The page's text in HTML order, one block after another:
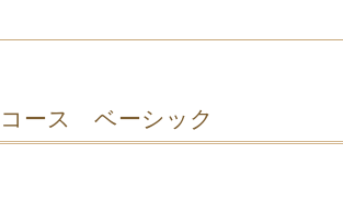
ース ベーシック